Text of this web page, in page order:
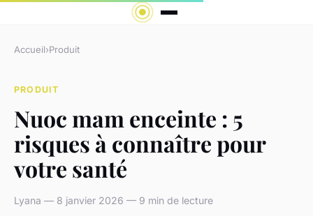
Accueil›Produit
PRODUIT
Nuoc mam enceinte : 5
risques à connaître pour
votre santé
Lyana — 8 janvier 2026 — 9 min de lecture